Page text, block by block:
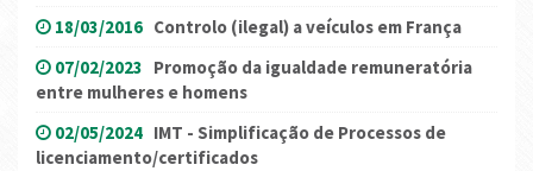
18/03/2016 Controlo (ilegal) a veículos em França
07/02/2023 Promoção da igualdade remuneratória
entre mulheres e homens
02/05/2024 IMT - Simplificação de Processos de
licenciamento/certificados